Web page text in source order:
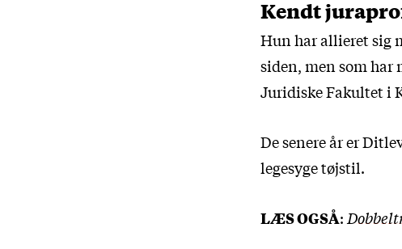
Kendt
Hun har allieret sig
siden, men som har
Juridiske Fakultet i
De senere år er
legesyge tøjstil.
LÆS OGSÅ: